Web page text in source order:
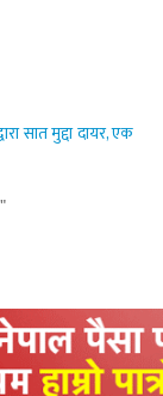
सात मुद्दा दायर, एक